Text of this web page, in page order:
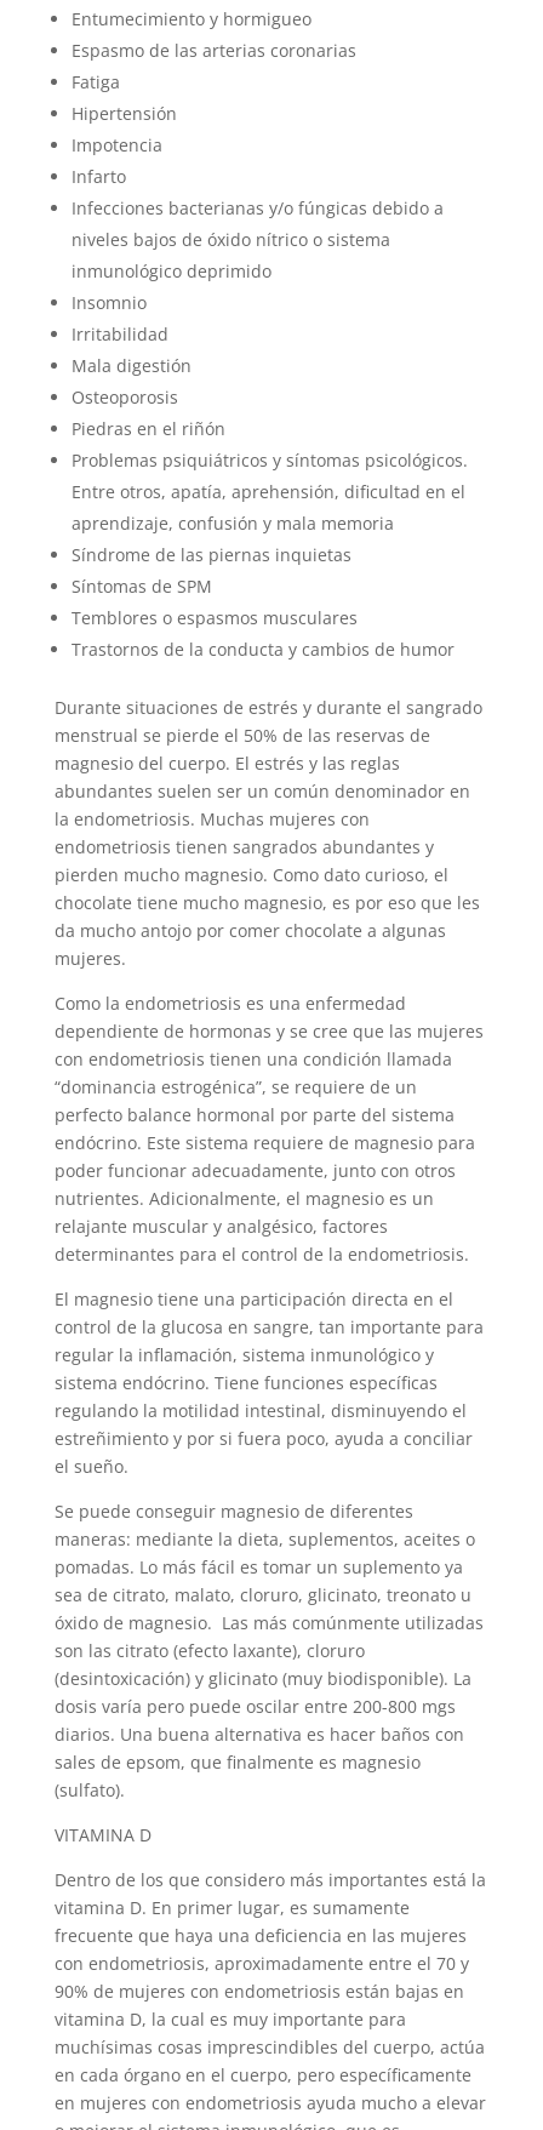
Entumecimiento y hormigueo
Espasmo de las arterias coronarias
Fatiga
Hipertensión
Impotencia
Infarto
Infecciones bacterianas y/o fúngicas debido a
niveles bajos de óxido nítrico o sistema
inmunológico deprimido
Insomnio
Irritabilidad
Mala digestión
Osteoporosis
Piedras en el riñón
Problemas psiquiátricos y síntomas psicológicos.
Entre otros, apatía, aprehensión, dificultad en el
aprendizaje, confusión y mala memoria
Síndrome de las piernas inquietas
Síntomas de SPM
Temblores o espasmos musculares
Trastornos de la conducta y cambios de humor
Durante situaciones de estrés y durante el sangrado
menstrual se pierde el 50% de las reservas de
magnesio del cuerpo. El estrés y las reglas
abundantes suelen ser un común denominador en
la endometriosis. Muchas mujeres con
endometriosis tienen sangrados abundantes y
pierden mucho magnesio. Como dato curioso, el
chocolate tiene mucho magnesio, es por eso que les
da mucho antojo por comer chocolate a algunas
mujeres.
Como la endometriosis es una enfermedad
dependiente de hormonas y se cree que las mujeres
con endometriosis tienen una condición llamada
“dominancia estrogénica”, se requiere de un
perfecto balance hormonal por parte del sistema
endócrino. Este sistema requiere de magnesio para
poder funcionar adecuadamente, junto con otros
nutrientes. Adicionalmente, el magnesio es un
relajante muscular y analgésico, factores
determinantes para el control de la endometriosis.
El magnesio tiene una participación directa en el
control de la glucosa en sangre, tan importante para
regular la inflamación, sistema inmunológico y
sistema endócrino. Tiene funciones específicas
regulando la motilidad intestinal, disminuyendo el
estreñimiento y por si fuera poco, ayuda a conciliar
el sueño.
Se puede conseguir magnesio de diferentes
maneras: mediante la dieta, suplementos, aceites o
pomadas. Lo más fácil es tomar un suplemento ya
sea de citrato, malato, cloruro, glicinato, treonato u
óxido de magnesio. Las más comúnmente utilizadas
son las citrato (efecto laxante), cloruro
(desintoxicación) y glicinato (muy biodisponible). La
dosis varía pero puede oscilar entre 200-800 mgs
diarios. Una buena alternativa es hacer baños con
sales de epsom, que finalmente es magnesio
(sulfato).
VITAMINA D
Dentro de los que considero más importantes está la
vitamina D. En primer lugar, es sumamente
frecuente que haya una deficiencia en las mujeres
con endometriosis, aproximadamente entre el 70 y
90% de mujeres con endometriosis están bajas en
vitamina D, la cual es muy importante para
muchísimas cosas imprescindibles del cuerpo, actúa
en cada órgano en el cuerpo, pero específicamente
en mujeres con endometriosis ayuda mucho a elevar